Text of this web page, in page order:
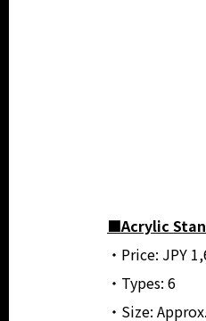
■Acrylic
・Price: JPY
・Types: 6
・Size: